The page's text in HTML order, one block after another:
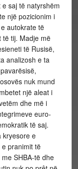
saj të natyrshëm
një pozicionim i
autokrate të
të tij. Madje më
të Rusisë,
analizosh e ta
nuk mund
një aleat i
dhe më i
euro-
të saj.
kryesore e
pranimit të
SHBA-të dhe